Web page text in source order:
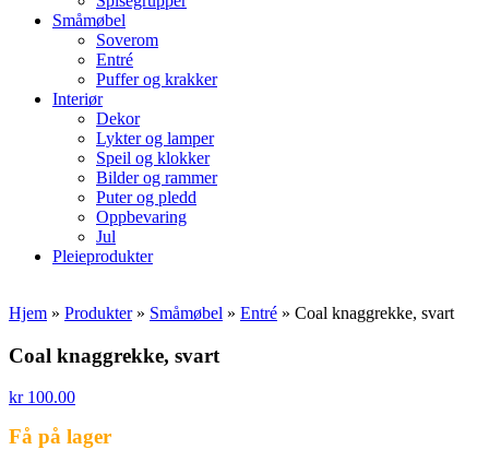
Småmøbel
Soverom
Entré
Puffer og krakker
Interiør
Dekor
Lykter og lamper
Speil og klokker
Bilder og rammer
Puter og pledd
Oppbevaring
Jul
Pleieprodukter
Hjem » Produkter» Småmøbel » Entré » Coal knaggrekke, svart
Coal knaggrekke, svart
kr100.00
Få på lager